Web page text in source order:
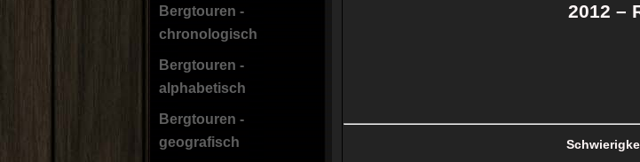
Bergtouren -
chronologisch
Bergtouren -
alphabetisch
Bergtouren -
geografisch
2012 –